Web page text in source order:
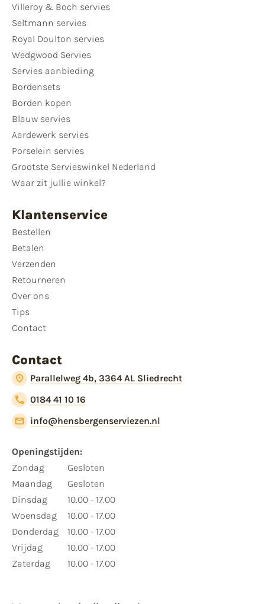
Villeroy & Boch servies
Seltmann servies
Royal Doulton servies
Wedgwood Servies
Servies aanbieding
Bordensets
Borden kopen
Blauw servies
Aardewerk servies
Porselein servies
Grootste Servieswinkel Nederland
Waar zit jullie winkel?
Klantenservice
Bestellen
Betalen
Verzenden
Retourneren
Over ons
Tips
Contact
Contact
Parallelweg 4b, 3364 AL Sliedrecht
0184 41 10 16
info@hensbergenserviezen.nl
Openingstijden:
Zondag
Maandag
Dinsdag
Woensdag
Donderdag
Vrijdag
Zaterdag
Gesloten
Gesloten
10.00 - 17.00
10.00 - 17.00
10.00 - 17.00
10.00 - 17.00
10.00 - 17.00